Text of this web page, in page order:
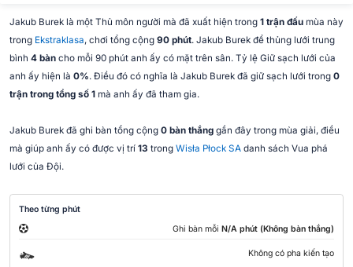
Jakub Burek là một Thủ môn người mà đã xuất hiện trong 1 trận đấumùa này
trong Ekstraklasa, chơi tổng cộng 90 phút. Jakub Burek để thủng lưới trung
bình 4 bàncho mỗi 90 phút anh ấy có mặt trên sân. Tỷ lệ Giữ sạch lưới của
anh ấy hiện là 0%. Điều đó có nghĩa là Jakub Burek đã giữ sạch lưới trong 0
trận trong tổng số 1mà anh ấy đã tham gia.
Jakub Burek đã ghi bàn tổng cộng 0 bàn thắnggần đây trong mùa giải, điều
mà giúp anh ấy có được vị trí 13 trong Wisła Płock SAdanh sách Vua phá
lưới của Đội.
Theo từng phút
Ghi bàn mỗi N/A phút (Không bàn thắng)
Không có pha kiến ​​tạo